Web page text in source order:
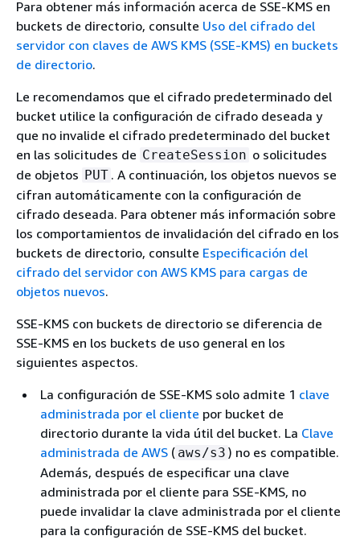
Para obtener más información acerca de SSE-KMS en
buckets de directorio, consulte Uso del cifrado del
servidor con claves de AWS KMS (SSE-KMS) en buckets
de directorio.
Le recomendamos que el cifrado predeterminado del
bucket utilice la configuración de cifrado deseada y
que no invalide el cifrado predeterminado del bucket
en las solicitudes de CreateSession o solicitudes
de objetos PUT . A continuación, los objetos nuevos se
cifran automáticamente con la configuración de
cifrado deseada. Para obtener más información sobre
los comportamientos de invalidación del cifrado en los
buckets de directorio, consulte Especificación del
cifrado del servidor con AWS KMS para cargas de
objetos nuevos.
SSE-KMS con buckets de directorio se diferencia de
SSE-KMS en los buckets de uso general en los
siguientes aspectos.
La configuración de SSE-KMS solo admite 1 clave
administrada por el cliente por bucket de
directorio durante la vida útil del bucket. La Clave
administrada de AWS ( aws/s3 ) no es compatible.
Además, después de especificar una clave
administrada por el cliente para SSE-KMS, no
puede invalidar la clave administrada por el cliente
para la configuración de SSE-KMS del bucket.